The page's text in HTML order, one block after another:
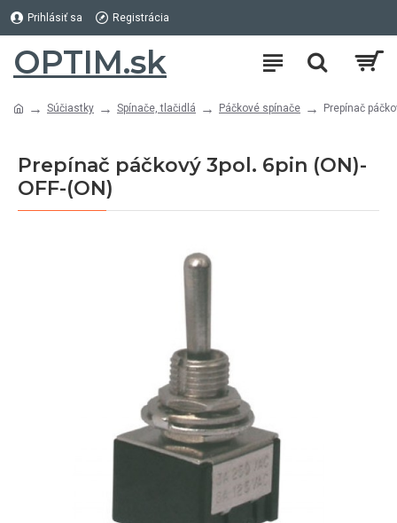
Prihlásiť sa Registrácia
OPTIM.sk
Súčiastky Spínače, tlačidlá Páčkové spínače Prepínač
Prepínač páčkový 3pol. 6pin (ON)-
OFF-(ON)